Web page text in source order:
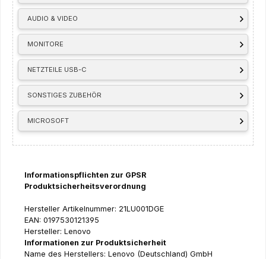
AUDIO & VIDEO
MONITORE
NETZTEILE USB-C
SONSTIGES ZUBEHÖR
MICROSOFT
Informationspflichten zur GPSR
Produktsicherheitsverordnung
Hersteller Artikelnummer: 21LU001DGE
EAN: 0197530121395
Hersteller: Lenovo
Informationen zur Produktsicherheit
Name des Herstellers: Lenovo (Deutschland) GmbH